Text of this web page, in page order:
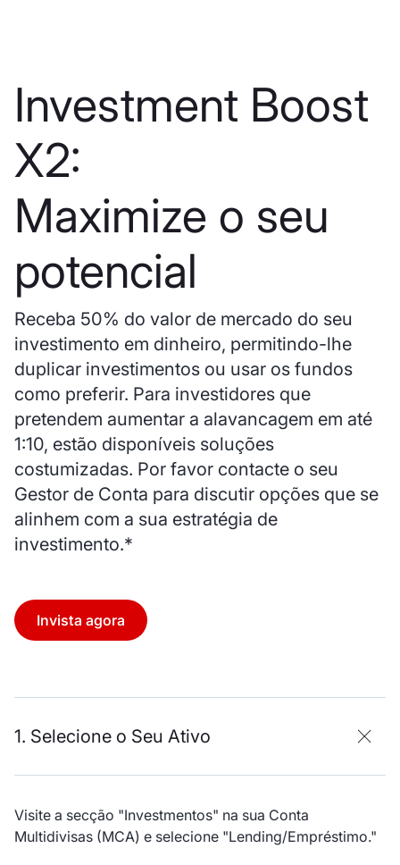
Investment Boost
X2:
Maximize o seu
potencial
Receba 50% do valor de mercado do seu
investimento em dinheiro, permitindo-lhe
duplicar investimentos ou usar os fundos
como preferir. Para investidores que
pretendem aumentar a alavancagem em até
1:10, estão disponíveis soluções
costumizadas. Por favor contacte o seu
Gestor de Conta para discutir opções que se
alinhem com a sua estratégia de
investimento.*
Invista agora
1. Selecione o Seu Ativo
Visite a secção "Investmentos" na sua Conta
Multidivisas (MCA) e selecione "Lending/Empréstimo."